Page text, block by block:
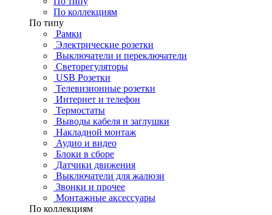
По коллекциям
По типу
Рамки
Электрические розетки
Выключатели и переключатели
Светорегуляторы
USB Розетки
Телевизионные розетки
Интернет и телефон
Термостаты
Выводы кабеля и заглушки
Накладной монтаж
Аудио и видео
Блоки в сборе
Датчики движения
Выключатели для жалюзи
Звонки и прочее
Монтажные аксессуары
По коллекциям